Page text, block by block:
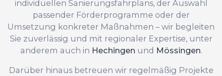
individuellen Sanierungsfahrplans, der Auswahl
passender Förderprogramme oder der
Umsetzung konkreter Maßnahmen – wir begleiten
Sie zuverlässig und mit regionaler Expertise, unter
anderem auch in Hechingen und Mössingen.
Darüber hinaus betreuen wir regelmäßig Projekte